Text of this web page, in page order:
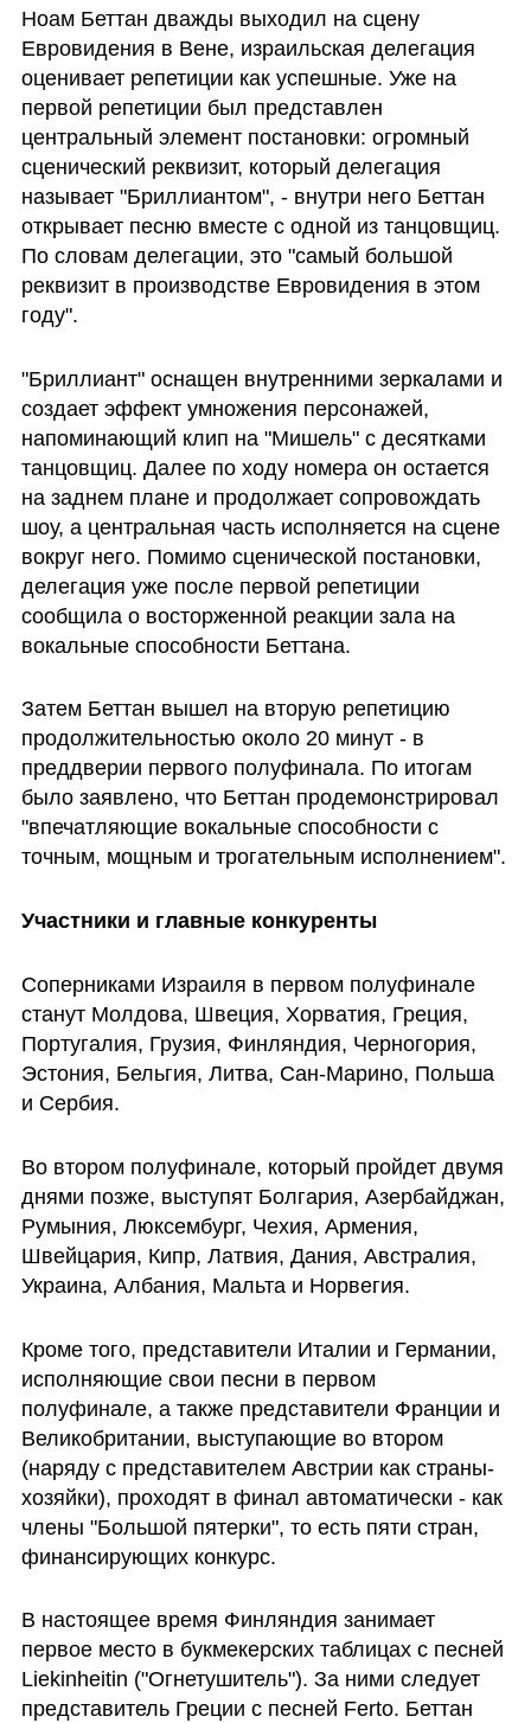
Ноам Беттан дважды выходил на сцену
Евровидения в Вене, израильская делегация
оценивает репетиции как успешные. Уже на
первой репетиции был представлен
центральный элемент постановки: огромный
сценический реквизит, который делегация
называет "Бриллиантом", - внутри него Беттан
открывает песню вместе с одной из танцовщиц.
По словам делегации, это "самый большой
реквизит в производстве Евровидения в этом
году".
"Бриллиант" оснащен внутренними зеркалами и
создает эффект умножения персонажей,
напоминающий клип на "Мишель" с десятками
танцовщиц. Далее по ходу номера он остается
на заднем плане и продолжает сопровождать
шоу, а центральная часть исполняется на сцене
вокруг него. Помимо сценической постановки,
делегация уже после первой репетиции
сообщила о восторженной реакции зала на
вокальные способности Беттана.
Затем Беттан вышел на вторую репетицию
продолжительностью около 20 минут - в
преддверии первого полуфинала. По итогам
было заявлено, что Беттан продемонстрировал
"впечатляющие вокальные способности с
точным, мощным и трогательным исполнением".
Участники и главные конкуренты
Соперниками Израиля в первом полуфинале
станут Молдова, Швеция, Хорватия, Греция,
Португалия, Грузия, Финляндия, Черногория,
Эстония, Бельгия, Литва, Сан-Марино, Польша
и Сербия.
Во втором полуфинале, который пройдет двумя
днями позже, выступят Болгария, Азербайджан,
Румыния, Люксембург, Чехия, Армения,
Швейцария, Кипр, Латвия, Дания, Австралия,
Украина, Албания, Мальта и Норвегия.
Кроме того, представители Италии и Германии,
исполняющие свои песни в первом
полуфинале, а также представители Франции и
Великобритании, выступающие во втором
(наряду с представителем Австрии как страны-
хозяйки), проходят в финал автоматически - как
члены "Большой пятерки", то есть пяти стран,
финансирующих конкурс.
В настоящее время Финляндия занимает
первое место в букмекерских таблицах с песней
Liekinheitin ("Огнетушитель"). За ними следует
представитель Греции с песней Ferto. Беттан